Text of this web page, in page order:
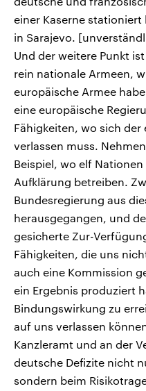
einer Kaserne
in Sarajevo.
Und der weitere Punkt
rein nationale Armeen,
europäische Armee
eine europäische
Fähigkeiten, wo sich der
verlassen muss.
Beispiel, wo elf
Aufklärung betreiben.
Bundesregierung aus
herausgegangen, und
gesicherte Zur-
Fähigkeiten, die uns
auch eine Kommission
ein Ergebnis produziert
Bindungswirkung zu
auf uns verlassen
Kanzleramt und an der
deutsche Defizite nicht
sondern beim